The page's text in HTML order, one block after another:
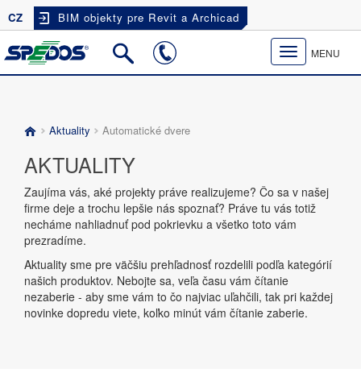
CZ BIM objekty pre Revit a Archicad
Toggle
navigation
MENU
Aktuality Automatické dvere
AKTUALITY
Zaujíma vás, aké projekty práve realizujeme? Čo sa v našej
firme deje a trochu lepšie nás spoznať? Práve tu vás totiž
necháme nahliadnuť pod pokrievku a všetko toto vám
prezradíme.
Aktuality sme pre väčšiu prehľadnosť rozdelili podľa kategórií
našich produktov. Nebojte sa, veľa času vám čítanie
nezaberie - aby sme vám to čo najviac uľahčili, tak pri každej
novinke dopredu viete, koľko minút vám čítanie zaberie.